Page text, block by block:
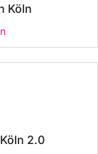
Köln
2.0